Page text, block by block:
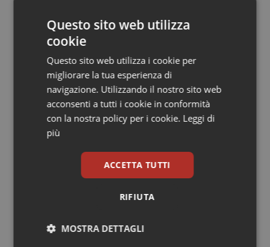
Sangue & coagulazione
Tiroide
Tumore al seno
Tumore ovarico
Tumori del Polmone & Testa Collo
Tumori gastrointestinali
Ulcera & Reflusso
Potrebbe interessarti in
Cronache
Caldo, mini tregua solo al Nord. Anche
domenica 9 agosto 19 città da bollino
Caldo, segnali di lenta ritirata
dell’ondata: il 7 agosto restano 26
Questo sito web utilizza
cookie
Questo sito web utilizza i cookie per
migliorare la tua esperienza di
navigazione. Utilizzando il nostro sito web
acconsenti a tutti i cookie in conformità
con la nostra policy per i cookie. Leggi di
più
ACCETTA TUTTI
RIFIUTA
MOSTRA DETTAGLI